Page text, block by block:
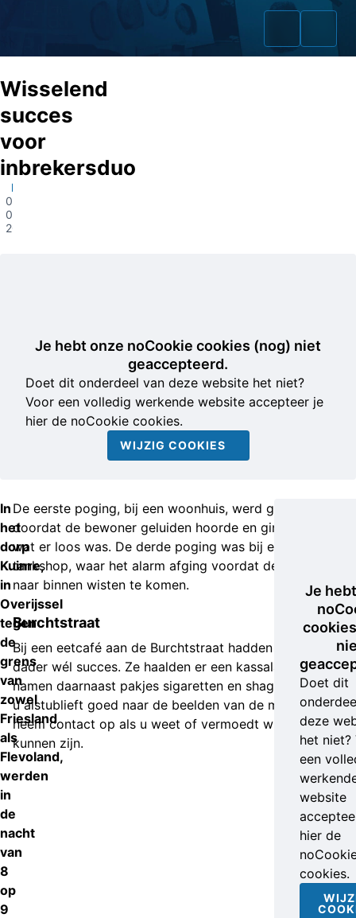
Zaken
Volg ons
Wisselend
succes
voor
inbrekersduo
Kuinre
09-
05-
2023
Je hebt onze noCookie cookies (nog) niet
geaccepteerd.
Doet dit onderdeel van deze website het niet?
Voor een volledig werkende website accepteer je
hier de noCookie cookies.
WIJZIG COOKIES
In
het
dorp
Kuinre,
in
Overijssel
tegen
de
grens
van
zowel
Friesland
als
Flevoland,
werden
in
de
nacht
van
8
op
9
De eerste poging, bij een woonhuis, werd gestaakt
doordat de bewoner geluiden hoorde en ging kijken
wat er loos was. De derde poging was bij een
tankshop, waar het alarm afging voordat de inbrekers
naar binnen wisten te komen.
Burchtstraat
Bij een eetcafé aan de Burchtstraat hadden twee
dader wél succes. Ze haalden er een kassalade los en
namen daarnaast pakjes sigaretten en shag mee. Kijkt
u alstublieft goed naar de beelden van de mannen en
neem contact op als u weet of vermoedt wie zij
kunnen zijn.
Je
Doet dit
deze
het niet?
een
website
hier de
cookies.